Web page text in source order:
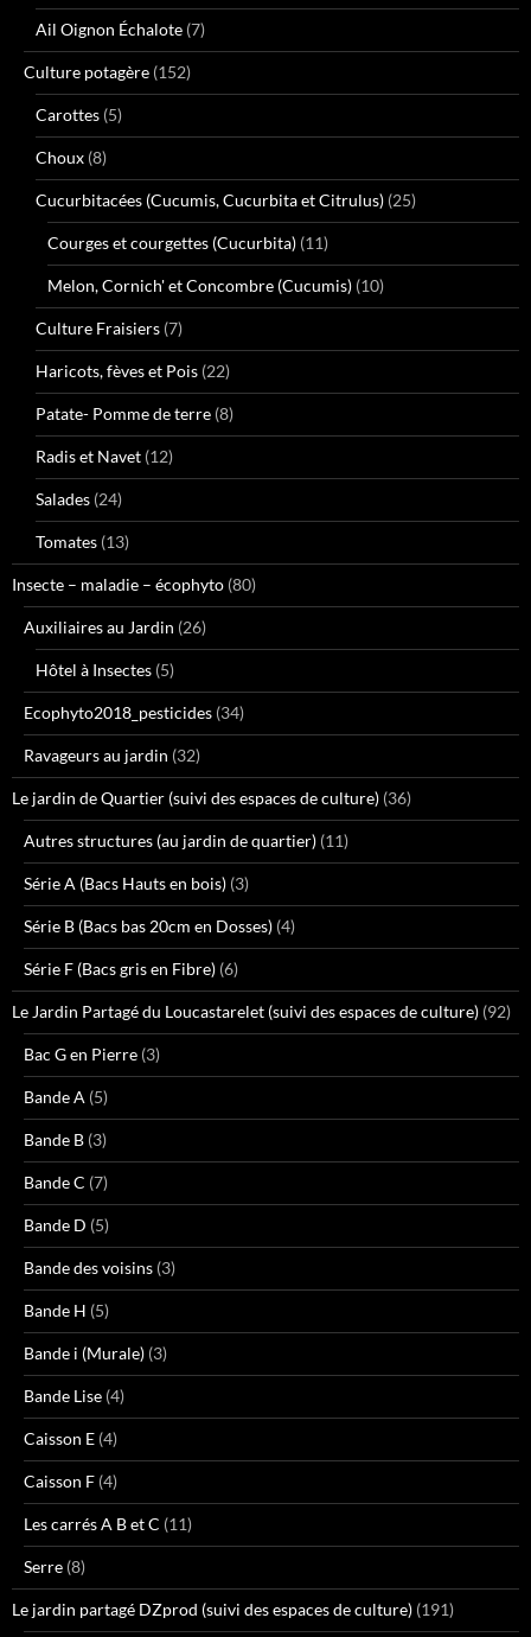
Ail Oignon Échalote (7)
Culture potagère (152)
Carottes (5)
Choux (8)
Cucurbitacées (Cucumis, Cucurbita et Citrulus) (25)
Courges et courgettes (Cucurbita) (11)
Melon, Cornich' et Concombre (Cucumis) (10)
Culture Fraisiers (7)
Haricots, fèves et Pois (22)
Patate- Pomme de terre (8)
Radis et Navet (12)
Salades (24)
Tomates (13)
Insecte – maladie – écophyto (80)
Auxiliaires au Jardin (26)
Hôtel à Insectes (5)
Ecophyto2018_pesticides (34)
Ravageurs au jardin (32)
Le jardin de Quartier (suivi des espaces de culture) (36)
Autres structures (au jardin de quartier) (11)
Série A (Bacs Hauts en bois) (3)
Série B (Bacs bas 20cm en Dosses) (4)
Série F (Bacs gris en Fibre) (6)
Le Jardin Partagé du Loucastarelet (suivi des espaces de culture) (92)
Bac G en Pierre (3)
Bande A (5)
Bande B (3)
Bande C (7)
Bande D (5)
Bande des voisins (3)
Bande H (5)
Bande i (Murale) (3)
Bande Lise (4)
Caisson E (4)
Caisson F (4)
Les carrés A B et C (11)
Serre (8)
Le jardin partagé DZprod (suivi des espaces de culture) (191)